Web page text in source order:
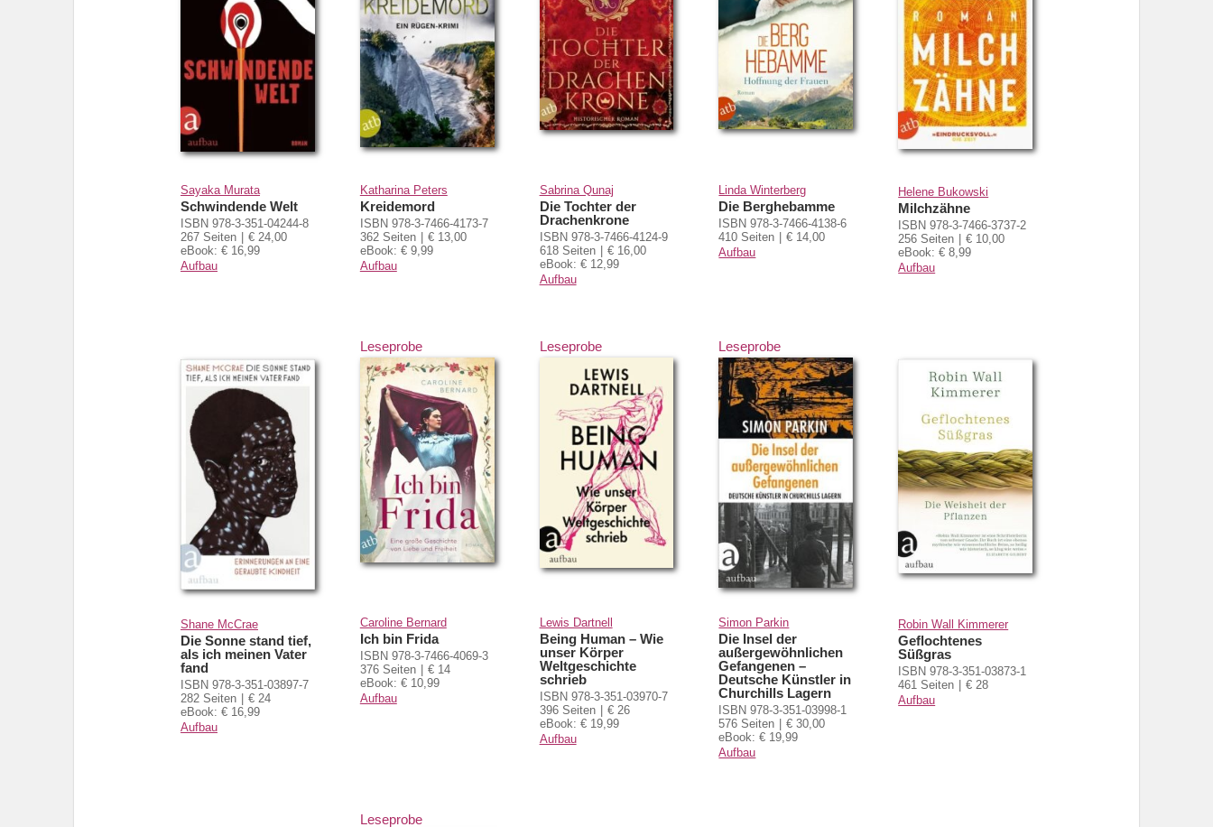
Sayaka Murata
Schwindende Welt
ISBN 978-3-351-04244-8
267 Seiten
€ 24,00
eBook: € 16,99
Aufbau
Katharina Peters
Kreidemord
ISBN 978-3-7466-4173-7
362 Seiten
€ 13,00
eBook: € 9,99
Aufbau
Sabrina Qunaj
Die Tochter der
Drachenkrone
ISBN 978-3-7466-4124-9
618 Seiten
€ 16,00
eBook: € 12,99
Aufbau
Linda Winterberg
Die Berghebamme
ISBN 978-3-7466-4138-6
410 Seiten
€ 14,00
Aufbau
Helene Bukowski
Milchzähne
ISBN 978-3-7466-3737-2
256 Seiten
€ 10,00
eBook: € 8,99
Aufbau
Shane McCrae
Die Sonne stand tief,
als ich meinen Vater
fand
ISBN 978-3-351-03897-7
282 Seiten
€ 24
eBook: € 16,99
Aufbau
Leseprobe
Caroline Bernard
Ich bin Frida
ISBN 978-3-7466-4069-3
376 Seiten
€ 14
eBook: € 10,99
Aufbau
Leseprobe
Lewis Dartnell
Being Human – Wie
unser Körper
Weltgeschichte
schrieb
ISBN 978‑3‑351‑03970‑7
396 Seiten
€ 26
eBook: € 19,99
Aufbau
Leseprobe
Simon Parkin
Die Insel der
außergewöhnlichen
Gefangenen –
Deutsche Künstler in
Churchills Lagern
ISBN 978-3-351-03998-1
576 Seiten
€ 30,00
eBook: € 19,99
Aufbau
Robin Wall Kimmerer
Geflochtenes
Süßgras
ISBN 978-3-351-03873-1
461 Seiten
€ 28
Aufbau
Leseprobe